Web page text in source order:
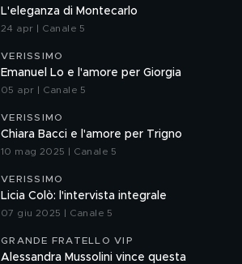
L'eleganza di Montecarlo
24 apr | Canale 5
VERISSIMO
Emanuel Lo e l'amore per Giorgia
05 apr | Canale 5
VERISSIMO
Chiara Bacci e l'amore per Trigno
10 mag 2025 | Canale 5
VERISSIMO
Licia Colò: l'intervista integrale
07 giu 2025 | Canale 5
GRANDE FRATELLO VIP
Alessandra Mussolini vince questa